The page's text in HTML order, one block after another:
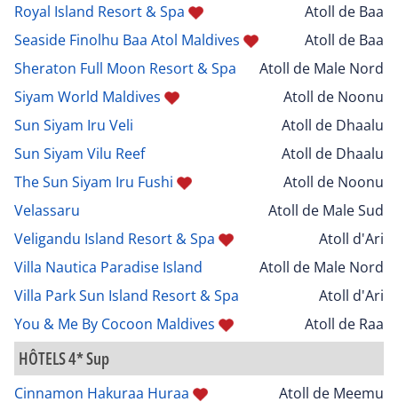
Royal Island Resort & Spa
Atoll de Baa
Seaside Finolhu Baa Atol Maldives
Atoll de Baa
Sheraton Full Moon Resort & Spa
Atoll de Male Nord
Siyam World Maldives
Atoll de Noonu
Sun Siyam Iru Veli
Atoll de Dhaalu
Sun Siyam Vilu Reef
Atoll de Dhaalu
The Sun Siyam Iru Fushi
Atoll de Noonu
Velassaru
Atoll de Male Sud
Veligandu Island Resort & Spa
Atoll d'Ari
Villa Nautica Paradise Island
Atoll de Male Nord
Villa Park Sun Island Resort & Spa
Atoll d'Ari
You & Me By Cocoon Maldives
Atoll de Raa
HÔTELS 4* Sup
Cinnamon Hakuraa Huraa
Atoll de Meemu